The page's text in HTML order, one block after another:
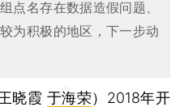
点名存在数据造假问题、
为积极的地区，下一步动
晓霞 于海荣） 2018年开